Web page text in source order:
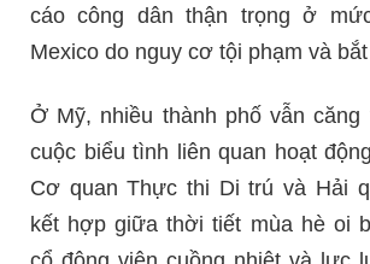
cáo công dân thận trọng ở
Mexico do nguy cơ tội phạm và
Ở Mỹ, nhiều thành phố vẫn căng
cuộc biểu tình liên quan hoạt
Cơ quan Thực thi Di trú và Hải
kết hợp giữa thời tiết mùa hè oi